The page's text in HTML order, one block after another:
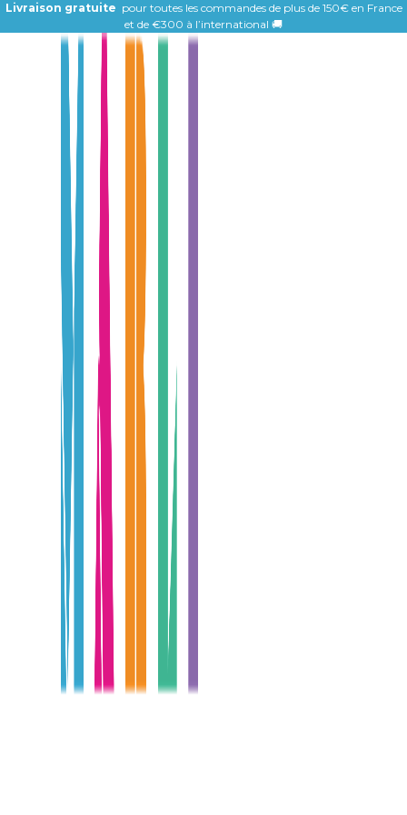
Livraison gratuite pour toutes les commandes de plus de 150€ en France
et de €300 à l’international 🚚